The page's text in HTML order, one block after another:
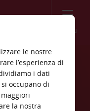
Menù
Du
le nostre
l’esperienza di
i dati
occupano di
la nostra